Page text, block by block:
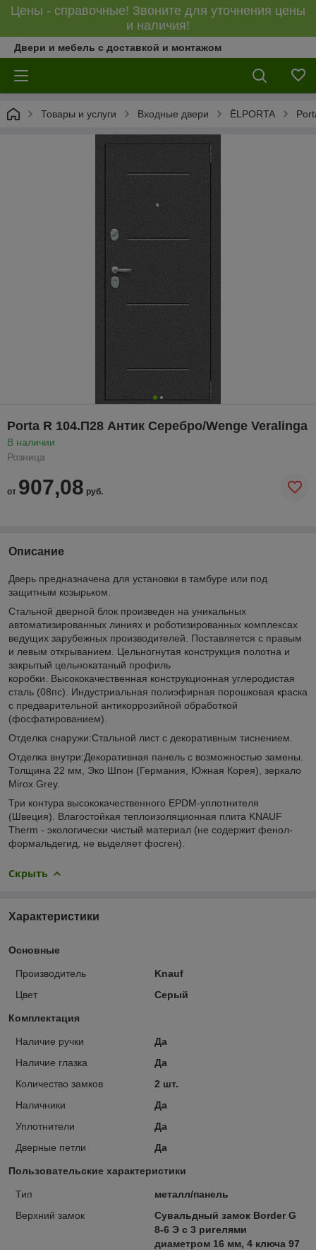
Цены - справочные! Звоните для уточнения цены
и наличия!
Двери и мебель с доставкой и монтажом
Товары и услуги Входные двери ĒLPORTA
Porta R 104.П28 Антик Серебро/Wenge Veralinga
В наличии
Розница
от 907,08 руб.
Описание
Дверь предназначена для установки в тамбуре или под
защитным козырьком.
Стальной дверной блок произведен на уникальных
автоматизированных линиях и роботизированных комплексах
ведущих зарубежных производителей. Поставляется с правым
и левым открыванием. Цельногнутая конструкция полотна и
закрытый цельнокатаный профиль
коробки. Высококачественная конструкционная углеродистая
сталь (08пс). Индустриальная полиэфирная порошковая краска
с предварительной антикоррозийной обработкой
(фосфатированием).
Отделка снаружи:Стальной лист с декоративным тиснением.
Отделка внутри:Декоративная панель с возможностью замены.
Толщина 22 мм, Эко Шпон (Германия, Южная Корея), зеркало
Mirox Grey.
Три контура высококачественного EPDM-уплотнителя
(Швеция). Влагостойкая теплоизоляционная плита KNAUF
Therm - экологически чистый материал (не содержит фенол-
формальдегид, не выделяет фосген).
Скрыть
Характеристики
Основные
Производитель
Knauf
Цвет
Серый
Комплектация
Наличие ручки
Да
Наличие глазка
Да
Количество замков
2 шт.
Наличники
Да
Уплотнители
Да
Дверные петли
Да
Пользовательские характеристики
Тип
металл/панель
Верхний замок
Сувальдный замок Border G
8-6 Э с 3 ригелями
диаметром 16 мм, 4 ключа 97